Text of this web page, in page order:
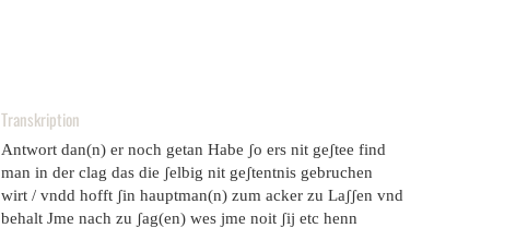
Transkription
Antwort dan(n) er noch getan Habe ʃo ers nit geʃtee find
man in der clag das die ʃelbig nit geʃtentnis gebruchen
wirt / vndd hofft ʃin hauptman(n) zum acker zu Laʃʃen vnd
behalt Jme nach zu ʃag(en) wes jme noit ʃij etc henn